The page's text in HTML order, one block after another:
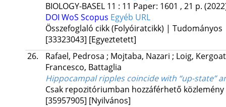
BIOLOGY-BASEL 11 : 11 Paper: 1601 , 21 p.
DOI WoS Scopus Egyéb URL
Összefoglaló cikk (Folyóiratcikk) | Tudományos
[33323043] [Egyeztetett]
26.
Rafael, Pedrosa ; Mojtaba, Nazari ; Loig,
Francesco, Battaglia
Hippocampal ripples coincide with “up-state”
Csak repozitóriumban hozzáférhető
[35957905] [Nyilvános]